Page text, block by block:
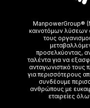
ManpowerGroup®
καινοτόμων λύσεων
τoυς
προσελκύοντας,
ταλέντα για να
ανταγωνιστικό τους
για περισσότερους
συνδέουμε
ανθρώπους με
εταιρείες